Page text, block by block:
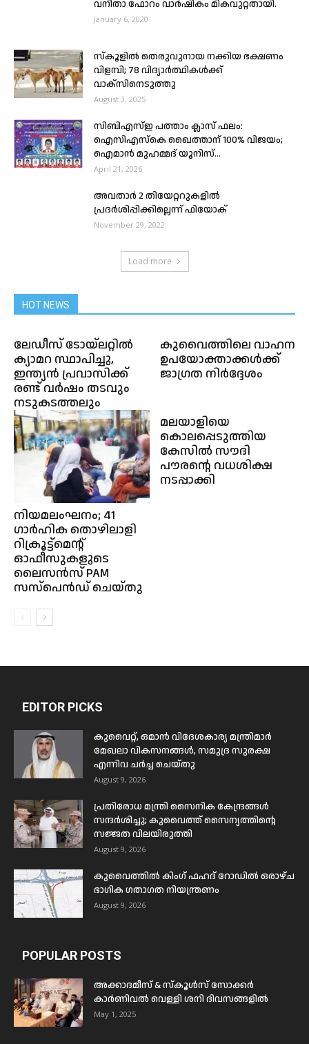
വനിതാ ഫോറം വാർഷികം മികവുറ്റതായി.
January 6, 2020
സ്കൂളിൽ തെരുവുനായ നക്കിയ ഭക്ഷണം
വിളമ്പി; 78 വിദ്യാർത്ഥികൾക്ക്
വാക്സിനെടുത്തു
August 3, 2025
സിബിഎസ്ഇ പത്താം ക്ലാസ് ഫലം:
ഐസിഎസ്കെ ഖൈത്താന് 100% വിജയം;
ഐമാൻ മുഹമ്മദ് യൂനിസ്...
April 21, 2026
അവതാർ 2 തിയേറ്ററുകളിൽ
പ്രദർശിപ്പിക്കില്ലെന്ന് ഫിയോക്
November 29, 2022
Load more
HOT NEWS
ലേഡീസ് ടോയ്‌ലറ്റിൽ
ക്യാമറ സ്ഥാപിച്ചു,
ഇന്ത്യൻ പ്രവാസിക്ക്
രണ്ട് വർഷം തടവും
നടുകടത്തലും
കുവൈത്തിലെ വാഹന
ഉപയോക്താക്കൾക്ക്
ജാഗ്രത നിർദ്ദേശം
നിയമലംഘനം; 41
ഗാർഹിക തൊഴിലാളി
റിക്രൂട്ട്‌മെന്റ്
ഓഫീസുകളുടെ
ലൈസൻസ് PAM
സസ്പെൻഡ് ചെയ്തു
മലയാളിയെ
കൊലപ്പെടുത്തിയ
കേസിൽ സൗദി
പൗരൻ്റെ വധശിക്ഷ
നടപ്പാക്കി
EDITOR PICKS
കുവൈറ്റ്, ഒമാൻ വിദേശകാര്യ മന്ത്രിമാർ
മേഖലാ വികസനങ്ങൾ, സമുദ്ര സുരക്ഷ
എന്നിവ ചർച്ച ചെയ്തു
August 9, 2026
പ്രതിരോധ മന്ത്രി സൈനിക കേന്ദ്രങ്ങൾ
സന്ദർശിച്ചു; കുവൈത്ത് സൈന്യത്തിന്റെ
സജ്ജത വിലയിരുത്തി
August 9, 2026
കുവൈത്തിൽ കിംഗ് ഫഹദ് റോഡിൽ ഒരാഴ്ച
ഭാഗിക ഗതാഗത നിയന്ത്രണം
August 9, 2026
POPULAR POSTS
അക്കാദമീസ് & സ്കൂൾസ് സോക്കർ
കാർണിവൽ വെള്ളി ശനി ദിവസങ്ങളിൽ
May 1, 2025